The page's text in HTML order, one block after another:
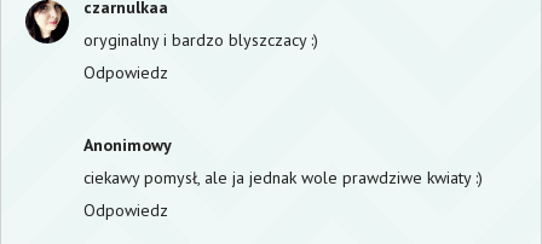
czarnulkaa
oryginalny i bardzo blyszczacy :)
Odpowiedz
Anonimowy
ciekawy pomysł, ale ja jednak wole prawdziwe kwiaty :)
Odpowiedz